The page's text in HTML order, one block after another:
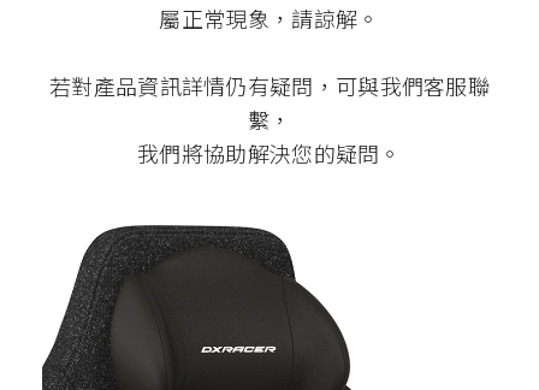
屬正常現象，請諒解。
若對產品資訊詳情仍有疑問，可與我們客服聯
繫，
我們將協助解決您的疑問。